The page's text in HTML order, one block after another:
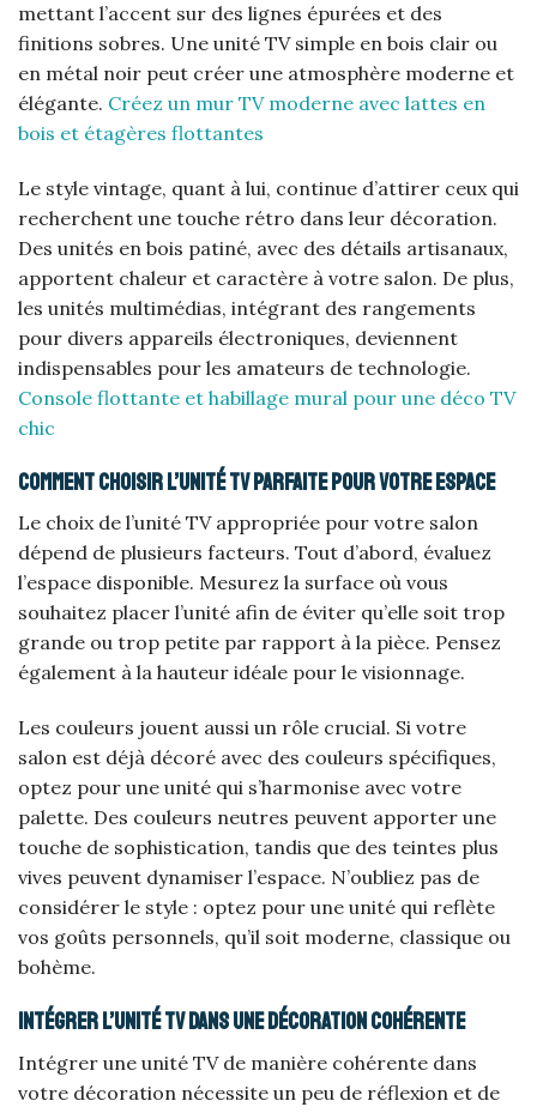
mettant l’accent sur des lignes épurées et des
finitions sobres. Une unité TV simple en bois clair ou
en métal noir peut créer une atmosphère moderne et
élégante. Créez un mur TV moderne avec lattes en
bois et étagères flottantes
Le style vintage, quant à lui, continue d’attirer ceux qui
recherchent une touche rétro dans leur décoration.
Des unités en bois patiné, avec des détails artisanaux,
apportent chaleur et caractère à votre salon. De plus,
les unités multimédias, intégrant des rangements
pour divers appareils électroniques, deviennent
indispensables pour les amateurs de technologie.
Console flottante et habillage mural pour une déco TV
chic
Comment choisir l’unité TV parfaite pour votre espace
Le choix de l’unité TV appropriée pour votre salon
dépend de plusieurs facteurs. Tout d’abord, évaluez
l’espace disponible. Mesurez la surface où vous
souhaitez placer l’unité afin de éviter qu’elle soit trop
grande ou trop petite par rapport à la pièce. Pensez
également à la hauteur idéale pour le visionnage.
Les couleurs jouent aussi un rôle crucial. Si votre
salon est déjà décoré avec des couleurs spécifiques,
optez pour une unité qui s’harmonise avec votre
palette. Des couleurs neutres peuvent apporter une
touche de sophistication, tandis que des teintes plus
vives peuvent dynamiser l’espace. N’oubliez pas de
considérer le style : optez pour une unité qui reflète
vos goûts personnels, qu’il soit moderne, classique ou
bohème.
Intégrer l’unité TV dans une décoration cohérente
Intégrer une unité TV de manière cohérente dans
votre décoration nécessite un peu de réflexion et de